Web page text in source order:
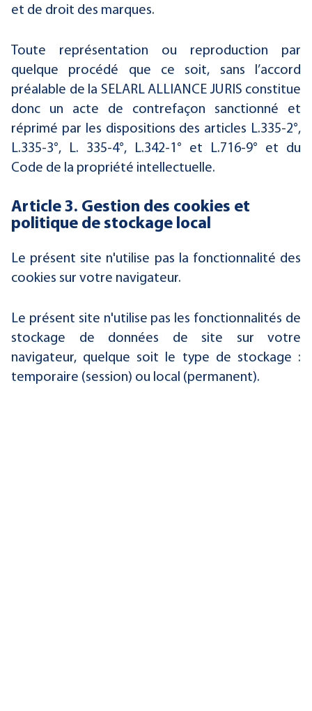
et de droit des marques.
Toute représentation ou reproduction par
quelque procédé que ce soit, sans l’accord
préalable de la SELARL ALLIANCE JURIS constitue
donc un acte de contrefaçon sanctionné et
réprimé par les dispositions des articles L.335-2°,
L.335-3°, L. 335-4°, L.342-1° et L.716-9° et du
Code de la propriété intellectuelle.
Article 3. Gestion des cookies et
politique de stockage local
Le présent site n'utilise pas la fonctionnalité des
cookies sur votre navigateur.
Le présent site n'utilise pas les fonctionnalités de
stockage de données de site sur votre
navigateur, quelque soit le type de stockage :
temporaire (session) ou local (permanent).